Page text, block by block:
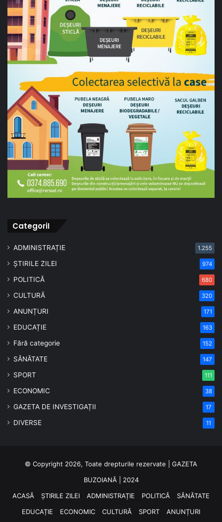
CategoriI
ADMINISTRAȚIE 1.255
ȘTIRILE ZILEI 974
POLITICĂ 680
CULTURĂ 320
ANUNȚURI 171
EDUCAȚIE 163
Fără categorie 152
SĂNĂTATE 147
SPORT 111
ECONOMIC 38
GAZETA DE INVESTIGAȚII 17
DIVERSE 11
© Copyright 2026, Toate drepturile rezervate | GAZETA
BUZOIANĂ | 2024
ACASĂ
ȘTIRILE ZILEI ADMINISTRAȚIE POLITICĂ
SĂNĂTATE
EDUCAȚIE
ECONOMIC CULTURĂ SPORT ANUNȚURI